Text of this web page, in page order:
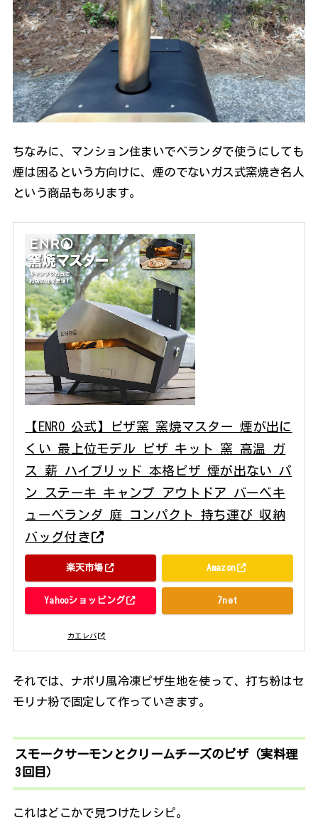
ちなみに、マンション住まいでベランダで使うにしても
煙は困るという方向けに、煙のでないガス式窯焼き名人
という商品もあります。
【ENRO 公式】ピザ窯 窯焼マスター 煙が出に
くい 最上位モデル ピザ キット 窯 高温 ガ
ス 薪 ハイブリッド 本格ピザ 煙が出ない パ
ン ステーキ キャンプ アウトドア バーベキ
ューベランダ 庭 コンパクト 持ち運び 収納
バッグ付き
カエレバ
楽天市場 Amazon
Yahooショッピング 7net
それでは、ナポリ風冷凍ピザ生地を使って、打ち粉はセ
モリナ粉で固定して作っていきます。
スモークサーモンとクリームチーズのピザ（実料理
3回目）
これはどこかで見つけたレシピ。